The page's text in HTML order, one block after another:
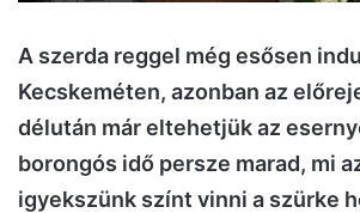
A szerda reggel még esősen
Kecskeméten, azonban az
délután már eltehetjük az
borongós idő persze marad, mi
igyekszünk színt vinni a szürke